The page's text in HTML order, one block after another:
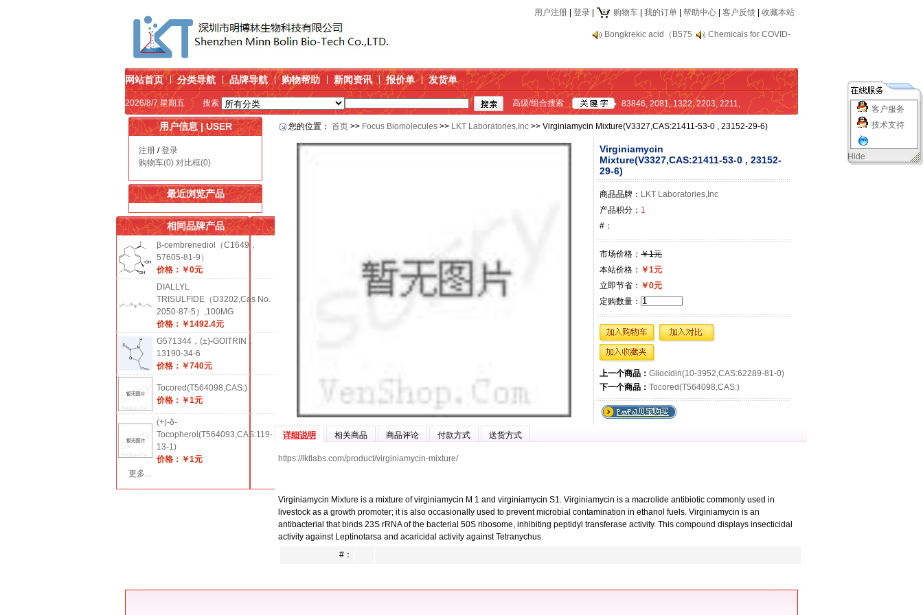
用户注册 登录 购物车 我的订单 帮助中心 客户反馈 收藏本站
Bongkrekic acid（B575 Chemicals for COVID-
网站首页 分类导航 品牌导航 购物帮助 新闻资讯 报价单 发货单
2026/8/7 星期五 搜索 高级/组合搜索 83846, 2081,1322,2203,2211,
客户服务
技术支持
Hide
用户信息 | USER
注册 /登录
购物车(0) 对比框(0)
最近浏览产品
相同品牌产品
β-cembrenediol（C1649，
57605-81-9）
价格：￥0元
DIALLYL
TRISULFIDE（D3202,Cas No.
2050-87-5）,100MG
价格：￥1492.4元
G571344，(±)-GOITRIN，
13190-34-6
价格：￥740元
Tocored(T564098,CAS:)
价格：￥1元
(+)-δ-
Tocopherol(T564093,CAS:119-
13-1)
价格：￥1元
更多...
您的位置： 首页 >> Focus Biomolecules >> LKT Laboratories,Inc >> Virginiamycin Mixture(V3327,CAS:21411-53-0 , 23152-29-6)
Virginiamycin
Mixture(V3327,CAS:21411-53-0 , 23152-
29-6)
商品品牌： LKT Laboratories,Inc
产品积分： 1
#：
市场价格： ￥1元
本站价格： ￥1元
立即节省： ￥0元
定购数量：
上一个商品： Gliocidin(10-3952,CAS:62289-81-0)
下一个商品： Tocored(T564098,CAS:)
详细说明 相关商品 商品评论 付款方式 送货方式
https://lktlabs.com/product/virginiamycin-mixture/
Virginiamycin Mixture is a mixture of virginiamycin M 1 and virginiamycin S1. Virginiamycin is a macrolide antibiotic commonly used in
livestock as a growth promoter; it is also occasionally used to prevent microbial contamination in ethanol fuels. Virginiamycin is an
antibacterial that binds 23S rRNA of the bacterial 50S ribosome, inhibiting peptidyl transferase activity. This compound displays insecticidal
activity against Leptinotarsa and acaricidal activity against Tetranychus.
#：